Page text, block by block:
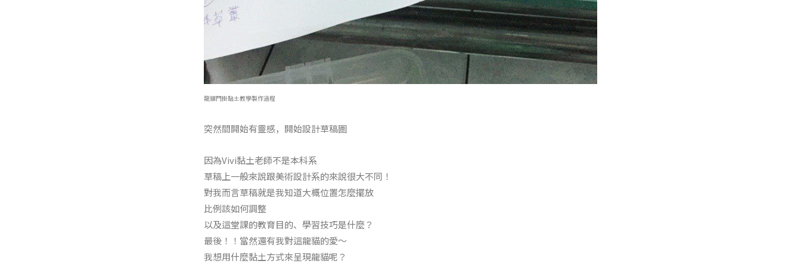
龍貓門掛黏土教學製作過程
突然間開始有靈感，開始設計草稿圖
因為Vivi黏土老師不是本科系
草稿上一般來說跟美術設計系的來說很大不同！
對我而言草稿就是我知道大概位置怎麼擺放
比例該如何調整
以及這堂課的教育目的、學習技巧是什麼？
最後！！當然還有我對這龍貓的愛～
我想用什麼黏土方式來呈現龍貓呢？